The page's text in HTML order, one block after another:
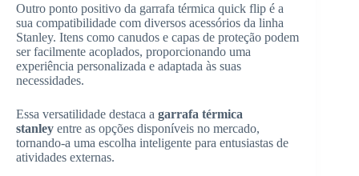
Outro ponto positivo da garrafa térmica quick flip é a
sua compatibilidade com diversos acessórios da linha
Stanley. Itens como canudos e capas de proteção podem
ser facilmente acoplados, proporcionando uma
experiência personalizada e adaptada às suas
necessidades.
Essa versatilidade destaca a garrafa térmica
stanley entre as opções disponíveis no mercado,
tornando-a uma escolha inteligente para entusiastas de
atividades externas.